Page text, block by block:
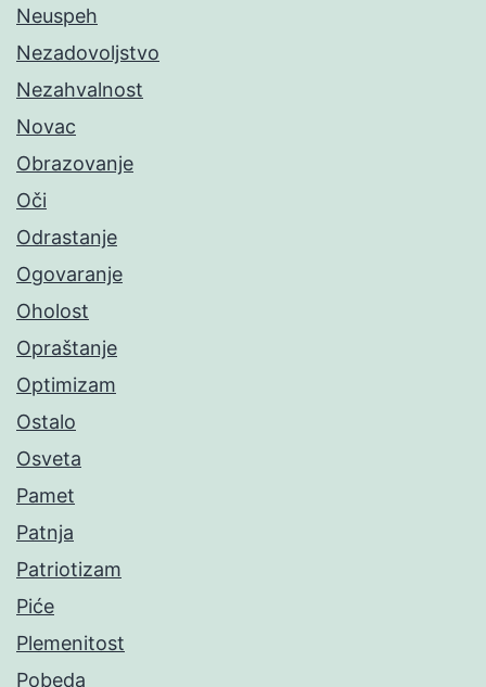
Neuspeh
Nezadovoljstvo
Nezahvalnost
Novac
Obrazovanje
Oči
Odrastanje
Ogovaranje
Oholost
Opraštanje
Optimizam
Ostalo
Osveta
Pamet
Patnja
Patriotizam
Piće
Plemenitost
Pobeda